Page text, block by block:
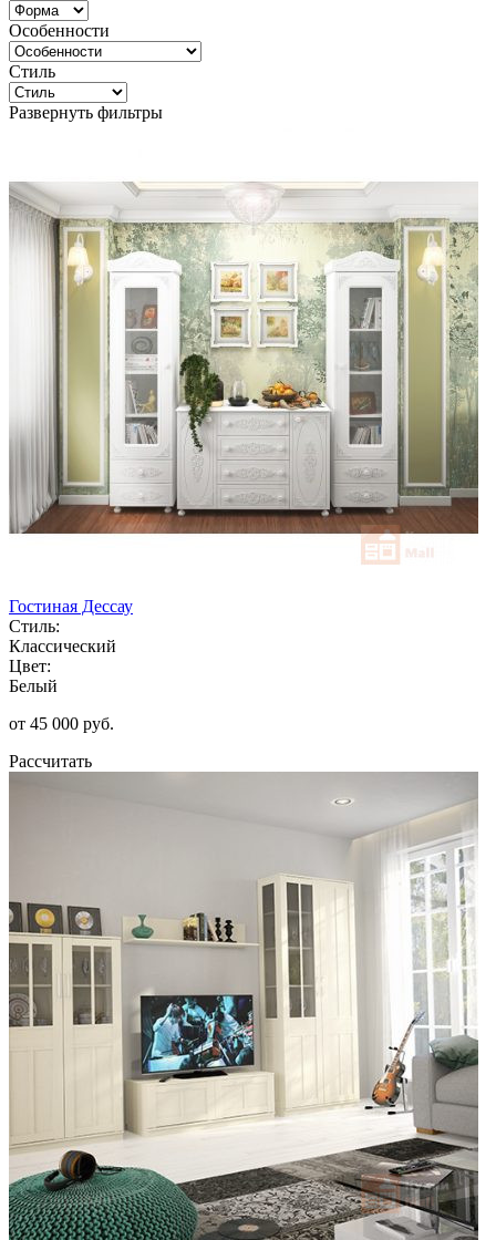
Особенности
Стиль
Развернуть фильтры
Гостиная Дессау
Стиль:
Классический
Цвет:
Белый
от 45 000 руб.
Рассчитать